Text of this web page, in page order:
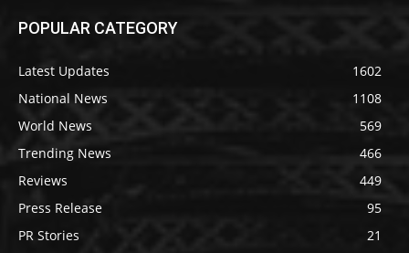
POPULAR CATEGORY
Latest Updates
1602
National News
1108
World News
569
Trending News
466
Reviews
449
Press Release
95
PR Stories
21